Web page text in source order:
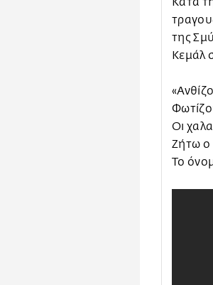
της
Κεμάλ
Οι
Ζήτω
Το